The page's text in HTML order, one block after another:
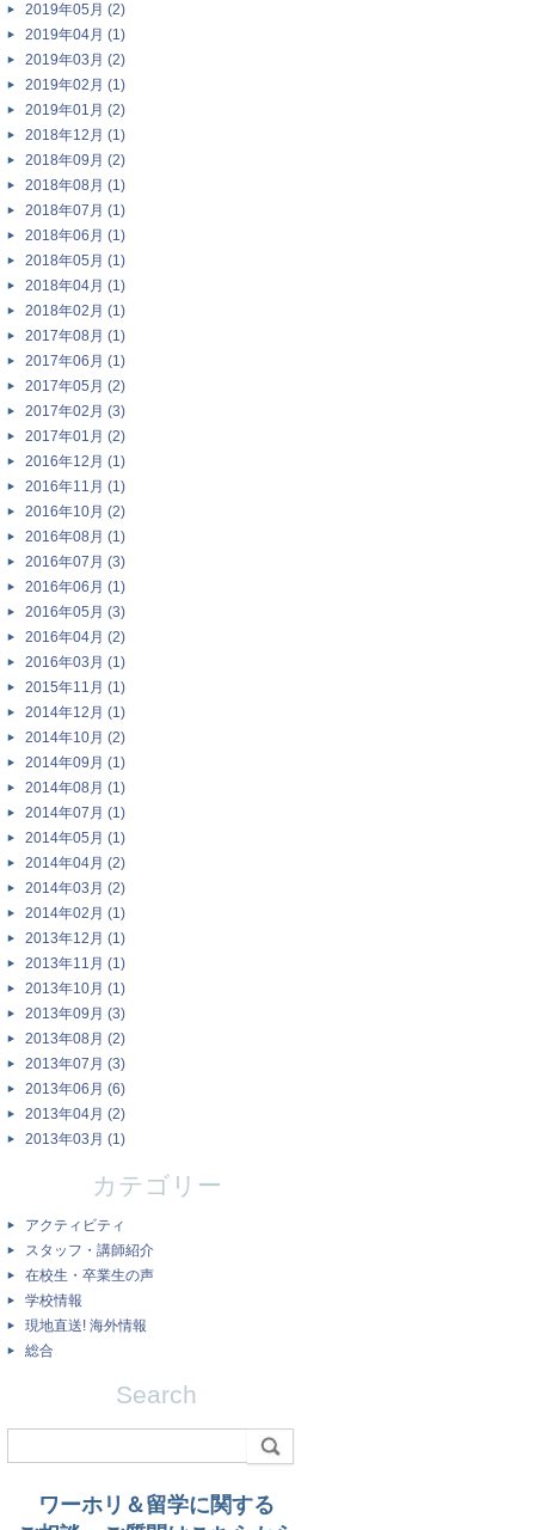
2019年05月 (2)
2019年04月 (1)
2019年03月 (2)
2019年02月 (1)
2019年01月 (2)
2018年12月 (1)
2018年09月 (2)
2018年08月 (1)
2018年07月 (1)
2018年06月 (1)
2018年05月 (1)
2018年04月 (1)
2018年02月 (1)
2017年08月 (1)
2017年06月 (1)
2017年05月 (2)
2017年02月 (3)
2017年01月 (2)
2016年12月 (1)
2016年11月 (1)
2016年10月 (2)
2016年08月 (1)
2016年07月 (3)
2016年06月 (1)
2016年05月 (3)
2016年04月 (2)
2016年03月 (1)
2015年11月 (1)
2014年12月 (1)
2014年10月 (2)
2014年09月 (1)
2014年08月 (1)
2014年07月 (1)
2014年05月 (1)
2014年04月 (2)
2014年03月 (2)
2014年02月 (1)
2013年12月 (1)
2013年11月 (1)
2013年10月 (1)
2013年09月 (3)
2013年08月 (2)
2013年07月 (3)
2013年06月 (6)
2013年04月 (2)
2013年03月 (1)
カテゴリー
アクティビティ
スタッフ・講師紹介
在校生・卒業生の声
学校情報
現地直送! 海外情報
総合
Search
ワーホリ＆留学に関する